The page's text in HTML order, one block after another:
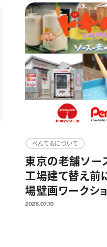
ぺんてるについて
東京の老舗ソー
工場建て替え前
場壁画ワークシ
キハソース×ぺ
2025.07.10